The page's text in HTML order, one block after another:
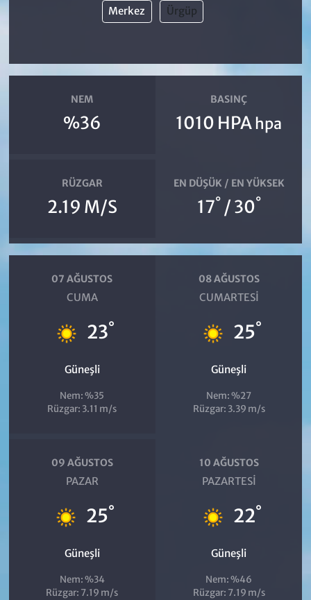
Merkez Ürgüp
NEM
%36
BASINÇ
1010 HPA hpa
RÜZGAR
2.19 M/S
EN DÜŞÜK / EN YÜKSEK
17° / 30°
07 AĞUSTOS
CUMA
23°
Güneşli
Nem: %35
Rüzgar: 3.11 m/s
08 AĞUSTOS
CUMARTESI
25°
Güneşli
Nem: %27
Rüzgar: 3.39 m/s
09 AĞUSTOS
PAZAR
25°
Güneşli
Nem: %34
Rüzgar: 7.19 m/s
10 AĞUSTOS
PAZARTESI
22°
Güneşli
Nem: %46
Rüzgar: 7.19 m/s